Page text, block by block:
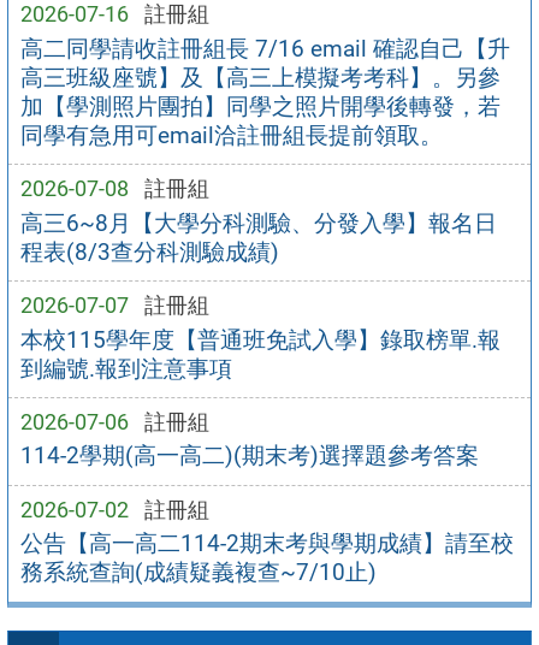
2026-07-16 註冊組
高二同學請收註冊組長 7/16 email 確認自己【升
高三班級座號】及【高三上模擬考考科】。另參
加【學測照片團拍】同學之照片開學後轉發，若
同學有急用可email洽註冊組長提前領取。
2026-07-08 註冊組
高三6~8月【大學分科測驗、分發入學】報名日
程表(8/3查分科測驗成績)
2026-07-07 註冊組
本校115學年度【普通班免試入學】錄取榜單.報
到編號.報到注意事項
2026-07-06 註冊組
114-2學期(高一高二)(期末考)選擇題參考答案
2026-07-02 註冊組
公告【高一高二114-2期末考與學期成績】請至校
務系統查詢(成績疑義複查~7/10止)